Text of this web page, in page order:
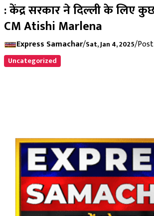
: केंद्र सरकार ने दिल्ली के लिए
CM Atishi Marlena
Express Samachar/Sat, Jan 4, 2025/
Uncategorized